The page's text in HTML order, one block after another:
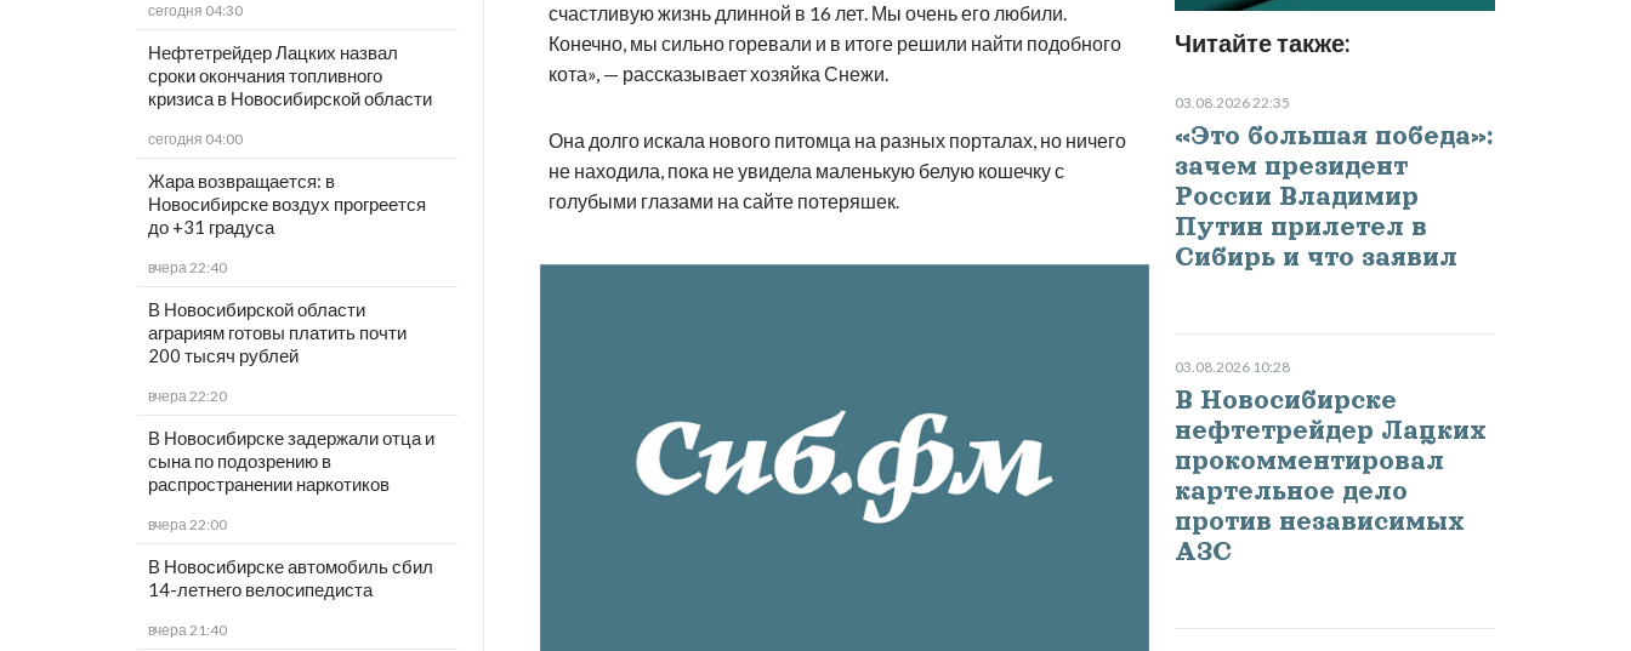
сегодня 04:30
Нефтетрейдер Лацких назвал
сроки окончания топливного
кризиса в Новосибирской области
сегодня 04:00
Жара возвращается: в
Новосибирске воздух прогреется
до +31 градуса
вчера 22:40
В Новосибирской области
аграриям готовы платить почти
200 тысяч рублей
вчера 22:20
В Новосибирске задержали отца и
сына по подозрению в
распространении наркотиков
вчера 22:00
В Новосибирске автомобиль сбил
14-летнего велосипедиста
вчера 21:40
счастливую жизнь длинной в 16 лет. Мы очень его любили.
Конечно, мы сильно горевали и в итоге решили найти подобного
кота», — рассказывает хозяйка Снежи.
Она долго искала нового питомца на разных порталах, но ничего
не находила, пока не увидела маленькую белую кошечку с
голубыми глазами на сайте потеряшек.
Читайте также:
03.08.2026 22:35
«Это большая победа»:
зачем президент
России Владимир
Путин прилетел в
Сибирь и что заявил
03.08.2026 10:28
В Новосибирске
нефтетрейдер Лацких
прокомментировал
картельное дело
против независимых
АЗС